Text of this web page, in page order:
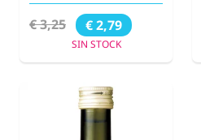
€ 3,25 € 2,79
SIN STOCK